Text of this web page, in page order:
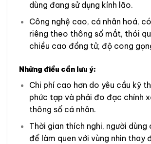
dùng đang sử dụng kính lão.
Công nghệ cao, cá nhân hoá,
riêng theo thông số mắt, thói
chiều cao đồng tử, độ cong
Những điều cần lưu ý:
Chi phí cao hơn do yêu cầu kỹ
phức tạp và phải đo đạc chính
thông số cá nhân.
Thời gian thích nghi, người dùng
để làm quen với vùng nhìn thay